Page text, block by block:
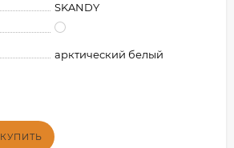
SKANDY
арктический белый
КУПИТЬ